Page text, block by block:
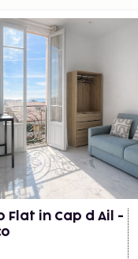
Flat in Cap d Ail -